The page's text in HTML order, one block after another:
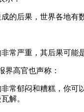
的后果，世界各地有
常严重，其后果可能
界高官也声称：
常郁闷和糟糕，你
解。